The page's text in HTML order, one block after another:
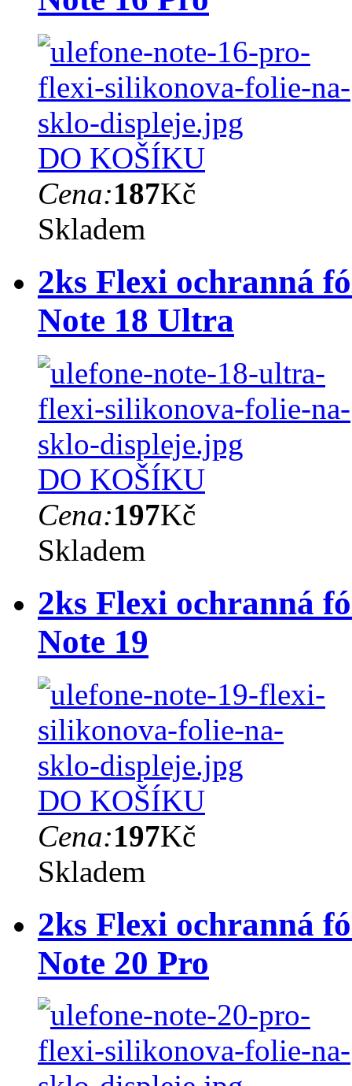
DO KOŠÍKU
Cena:187Kč
Skladem
2ks Flexi ochranná
Note 18 Ultra
DO KOŠÍKU
Cena:197Kč
Skladem
2ks Flexi ochranná
Note 19
DO KOŠÍKU
Cena:197Kč
Skladem
2ks Flexi ochranná
Note 20 Pro